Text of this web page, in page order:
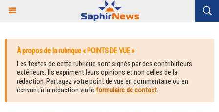
À propos de la rubrique « POINTS DE VUE »
Les textes de cette rubrique sont signés par des contributeurs
extérieurs. Ils expriment leurs opinions et non celles de la
rédaction. Partagez votre point de vue en commentaire ou en
écrivant à la rédaction via le formulaire de contact.